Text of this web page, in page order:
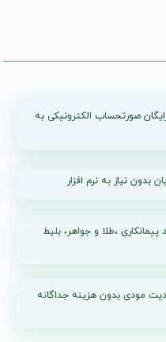
صورتحساب الکترونیکی به
بدون نیاز به نرم افزار
،طلا و جواهر، بلیط
مودی بدون هزینه جداگانه